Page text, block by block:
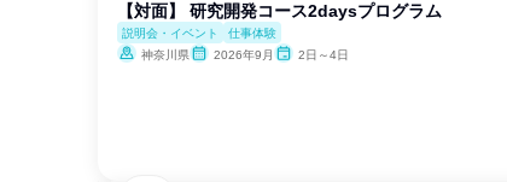
【対面】 研究開発コース2daysプログラム
説明会・イベント
仕事体験
神奈川県
2026年9月 2日～4日